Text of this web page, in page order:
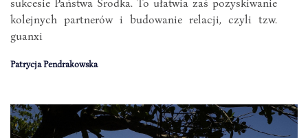
kolejnych partnerów i budowanie relacji, czyli tzw.
guanxi
Patrycja Pendrakowska